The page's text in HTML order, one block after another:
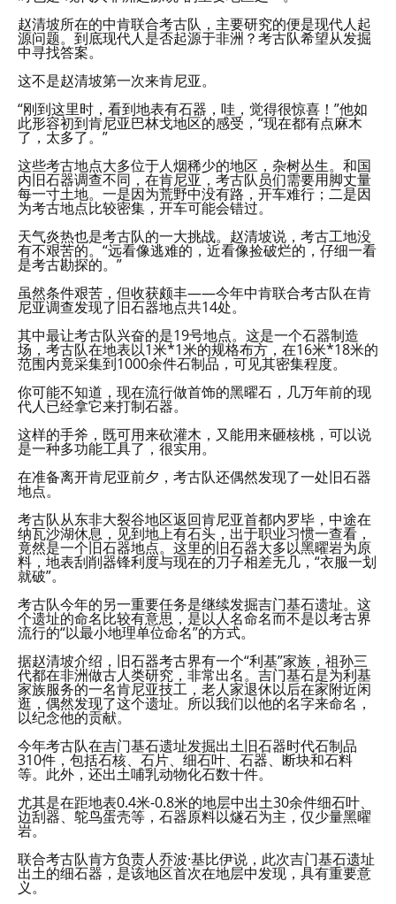
赵清坡所在的中肯联合考古队，主要研究的便是现代人起
源问题。到底现代人是否起源于非洲？考古队希望从发掘
中寻找答案。
这不是赵清坡第一次来肯尼亚。
“刚到这里时，看到地表有石器，哇，觉得很惊喜！”他如
此形容初到肯尼亚巴林戈地区的感受，“现在都有点麻木
了，太多了。”
这些考古地点大多位于人烟稀少的地区，杂树丛生。和国
内旧石器调查不同，在肯尼亚，考古队员们需要用脚丈量
每一寸土地。一是因为荒野中没有路，开车难行；二是因
为考古地点比较密集，开车可能会错过。
天气炎热也是考古队的一大挑战。赵清坡说，考古工地没
有不艰苦的。“远看像逃难的，近看像捡破烂的，仔细一看
是考古勘探的。”
虽然条件艰苦，但收获颇丰——今年中肯联合考古队在肯
尼亚调查发现了旧石器地点共14处。
其中最让考古队兴奋的是19号地点。这是一个石器制造
场，考古队在地表以1米*1米的规格布方，在16米*18米的
范围内竟采集到1000余件石制品，可见其密集程度。
你可能不知道，现在流行做首饰的黑曜石，几万年前的现
代人已经拿它来打制石器。
这样的手斧，既可用来砍灌木，又能用来砸核桃，可以说
是一种多功能工具了，很实用。
在准备离开肯尼亚前夕，考古队还偶然发现了一处旧石器
地点。
考古队从东非大裂谷地区返回肯尼亚首都内罗毕，中途在
纳瓦沙湖休息，见到地上有石头，出于职业习惯一查看，
竟然是一个旧石器地点。这里的旧石器大多以黑曜岩为原
料，地表刮削器锋利度与现在的刀子相差无几，“衣服一划
就破”。
考古队今年的另一重要任务是继续发掘吉门基石遗址。这
个遗址的命名比较有意思，是以人名命名而不是以考古界
流行的“以最小地理单位命名”的方式。
据赵清坡介绍，旧石器考古界有一个“利基”家族，祖孙三
代都在非洲做古人类研究，非常出名。吉门基石是为利基
家族服务的一名肯尼亚技工，老人家退休以后在家附近闲
逛，偶然发现了这个遗址。所以我们以他的名字来命名，
以纪念他的贡献。
今年考古队在吉门基石遗址发掘出土旧石器时代石制品
310件，包括石核、石片、细石叶、石器、断块和石料
等。此外，还出土哺乳动物化石数十件。
尤其是在距地表0.4米-0.8米的地层中出土30余件细石叶、
边刮器、鸵鸟蛋壳等，石器原料以燧石为主，仅少量黑曜
岩。
联合考古队肯方负责人乔波·基比伊说，此次吉门基石遗址
出土的细石器，是该地区首次在地层中发现，具有重要意
义。